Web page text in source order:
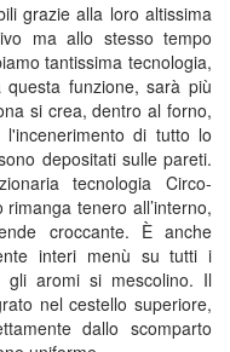
grazie alla loro altissima
ma allo stesso tempo
tantissima tecnologia,
funzione, sarà più
si crea, dentro al forno,
di tutto lo
depositati sulle pareti.
tecnologia Circo-
tenero all’interno,
croccante. È anche
interi menù su tutti i
aromi si mescolino. Il
nel cestello superiore,
dallo scomparto